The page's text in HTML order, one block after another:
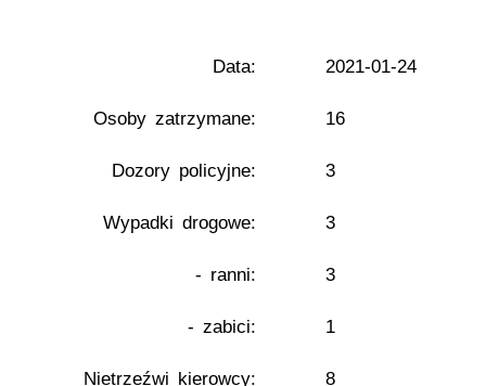
Data: 2021-01-24
Osoby zatrzymane: 16
Dozory policyjne: 3
Wypadki drogowe: 3
- ranni: 3
- zabici: 1
Nietrzeźwi kierowcy: 8